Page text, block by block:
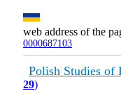
web address of the
0000687103
Polish Studies of
29)